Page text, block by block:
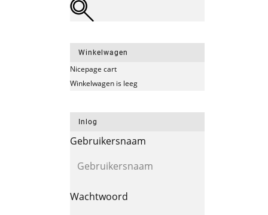
Winkelwagen
Nicepage cart
Winkelwagen is leeg
Inlog
Gebruikersnaam
Wachtwoord